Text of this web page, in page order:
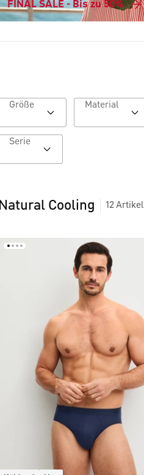
FINAL SALE - Bis zu 50%
Größe Material
Serie
Natural Cooling 12Artikel